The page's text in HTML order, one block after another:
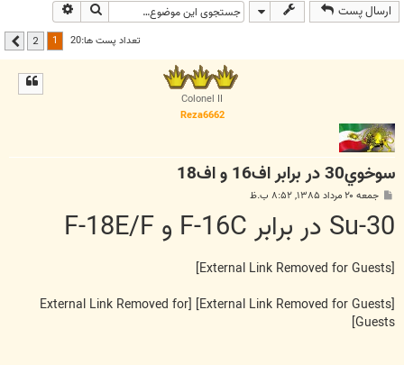
ارسال پست جستجو
تعداد پست ها:20 2 بعدی
Colonel II
Reza6662
سوخوي30 در برابر اف16 و اف18
پ
ت
جمعه ۲۰ مرداد ۱۳۸۵, ۸:۵۲ ب.ظ
Su-30 در برابر F-16C و F-18E/F
[External Link Removed for
Guests]